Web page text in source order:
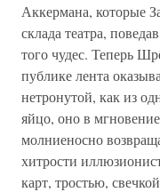
Аккермана, которые
склада театра,
того чудес. Теперь
публике лента
нетронутой, как из
яйцо, оно в
молниеносно
хитрости
карт, тростью,